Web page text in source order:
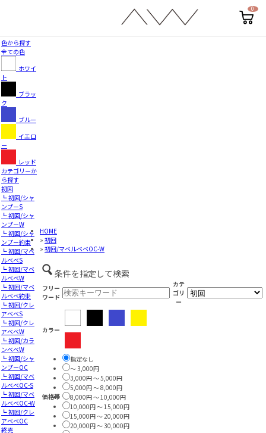
カ
0
色から探す
全ての色
ホワイ
ト
ブラッ
ク
ブルー
イエロ
ー
レッド
カテゴリーか
ら探す
初回
┗ 初回/シャ
ンプーS
┗ 初回/シャ
ンプーW
┗ 初回/シャ
ンプー約束
┗ 初回/マベ
ルベベS
┗ 初回/マベ
ルベベW
┗ 初回/マベ
ルベベ約束
┗ 初回/クレ
アベベS
┗ 初回/クレ
アベベW
┗ 初回/カラ
ンベベW
┗ 初回/シャ
ンプーOC
┗ 初回/マベ
ルベベOC-S
┗ 初回/マベ
ルベベOC-W
┗ 初回/クレ
アベベOC
終売
HOME
» 初回
» 初回/マベルベベOC-W
条件を指定して検索
フリー
ワード
カテ
ゴリ
ー
カラー
価格帯
指定なし
～ 3,000円
3,000円 ～ 5,000円
5,000円 ～ 8,000円
8,000円 ～ 10,000円
10,000円 ～ 15,000円
15,000円 ～ 20,000円
20,000円 ～ 30,000円